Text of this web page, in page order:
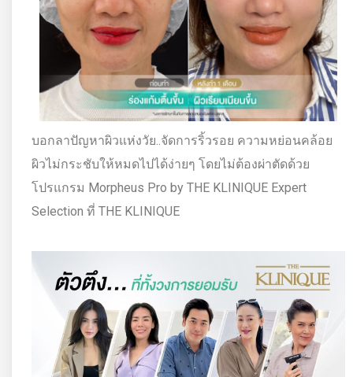
บอกลาปัญหาผิวแห่งวัย..จัดการริ้วรอย ความหย่อนคล้อย
ผิวไม่กระชับให้หมดไปได้ง่ายๆ โดยไม่ต้องผ่าตัดด้วย
โปรแกรม Morpheus Pro by THE KLINIQUE Expert
Selection ที่ THE KLINIQUE